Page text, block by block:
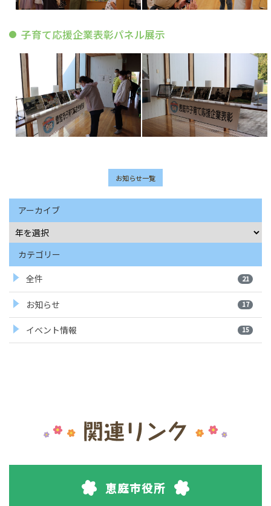
子育て応援企業表彰パネル展示
お知らせ一覧
アーカイブ
カテゴリー
全件 21
お知らせ 17
イベント情報 15
恵庭市役所